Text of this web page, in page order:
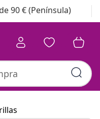
90 € (Península)